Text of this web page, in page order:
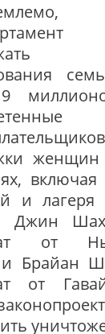
женщин
и
Джин
от
Брайан
от